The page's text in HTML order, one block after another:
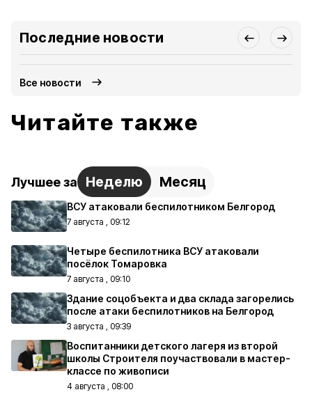
Последние новости
Все новости
Читайте также
Лучшее за Неделю Месяц
ВСУ атаковали беспилотником Белгород
7 августа , 09:12
Четыре беспилотника ВСУ атаковали
посёлок Томаровка
7 августа , 09:10
Здание соцобъекта и два склада загорелись
после атаки беспилотников на Белгород
3 августа , 09:39
Воспитанники детского лагеря из второй
школы Строителя поучаствовали в мастер-
классе по живописи
4 августа , 08:00